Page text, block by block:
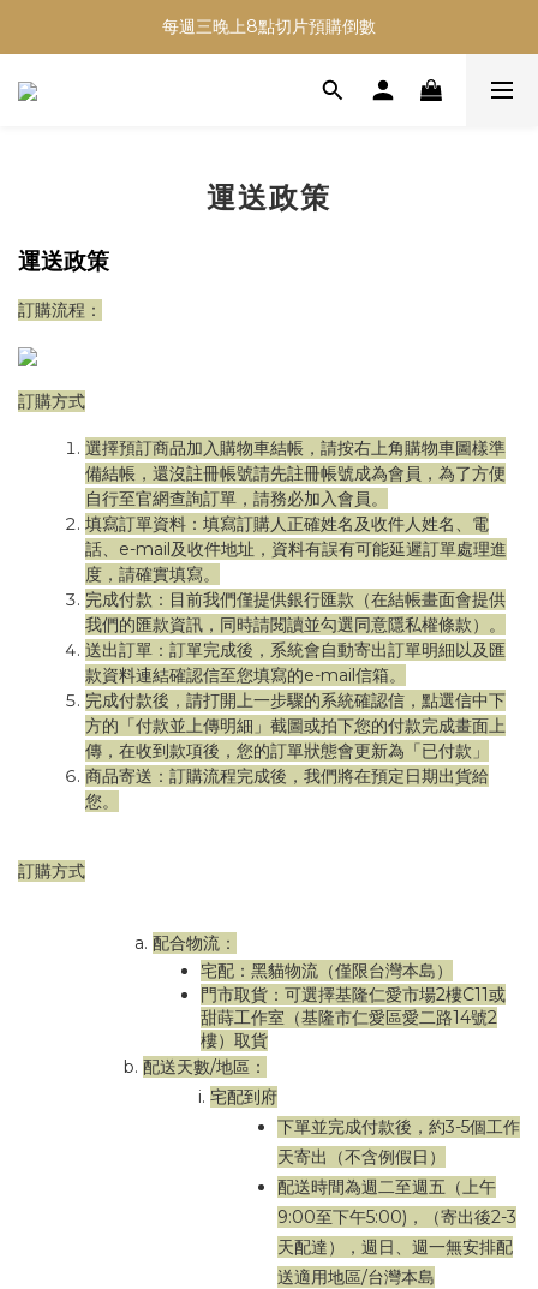
每週三晚上8點切片預購倒數
運送政策
運送政策
訂購流程：
訂購方式
選擇預訂商品加入購物車結帳，請按右上角購物車圖樣準
備結帳，還沒註冊帳號請先註冊帳號成為會員，為了方便
自行至官網查詢訂單，請務必加入會員。
填寫訂單資料：填寫訂購人正確姓名及收件人姓名、電
話、e-mail及收件地址，資料有誤有可能延遲訂單處理進
度，請確實填寫。
完成付款：目前我們僅提供銀行匯款（在結帳畫面會提供
我們的匯款資訊，同時請閱讀並勾選同意隱私權條款）。
送出訂單：訂單完成後，系統會自動寄出訂單明細以及匯
款資料連結確認信至您填寫的e-mail信箱。
完成付款後，請打開上一步驟的系統確認信，點選信中下
方的「付款並上傳明細」截圖或拍下您的付款完成畫面上
傳，在收到款項後，您的訂單狀態會更新為「已付款」
商品寄送：訂購流程完成後，我們將在預定日期出貨給
您。
訂購方式
配合物流：
宅配：黑貓物流（僅限台灣本島）
門市取貨：可選擇基隆仁愛市場2樓C11或
甜蒔工作室（基隆市仁愛區愛二路14號2
樓）取貨
配送天數/地區：
宅配到府
下單並完成付款後，約3-5個工作
天寄出（不含例假日）
配送時間為週二至週五（上午
9:00至下午5:00)，
（寄出後2-3
天配達），週日、週一無安排配
送適用地區/台灣本島